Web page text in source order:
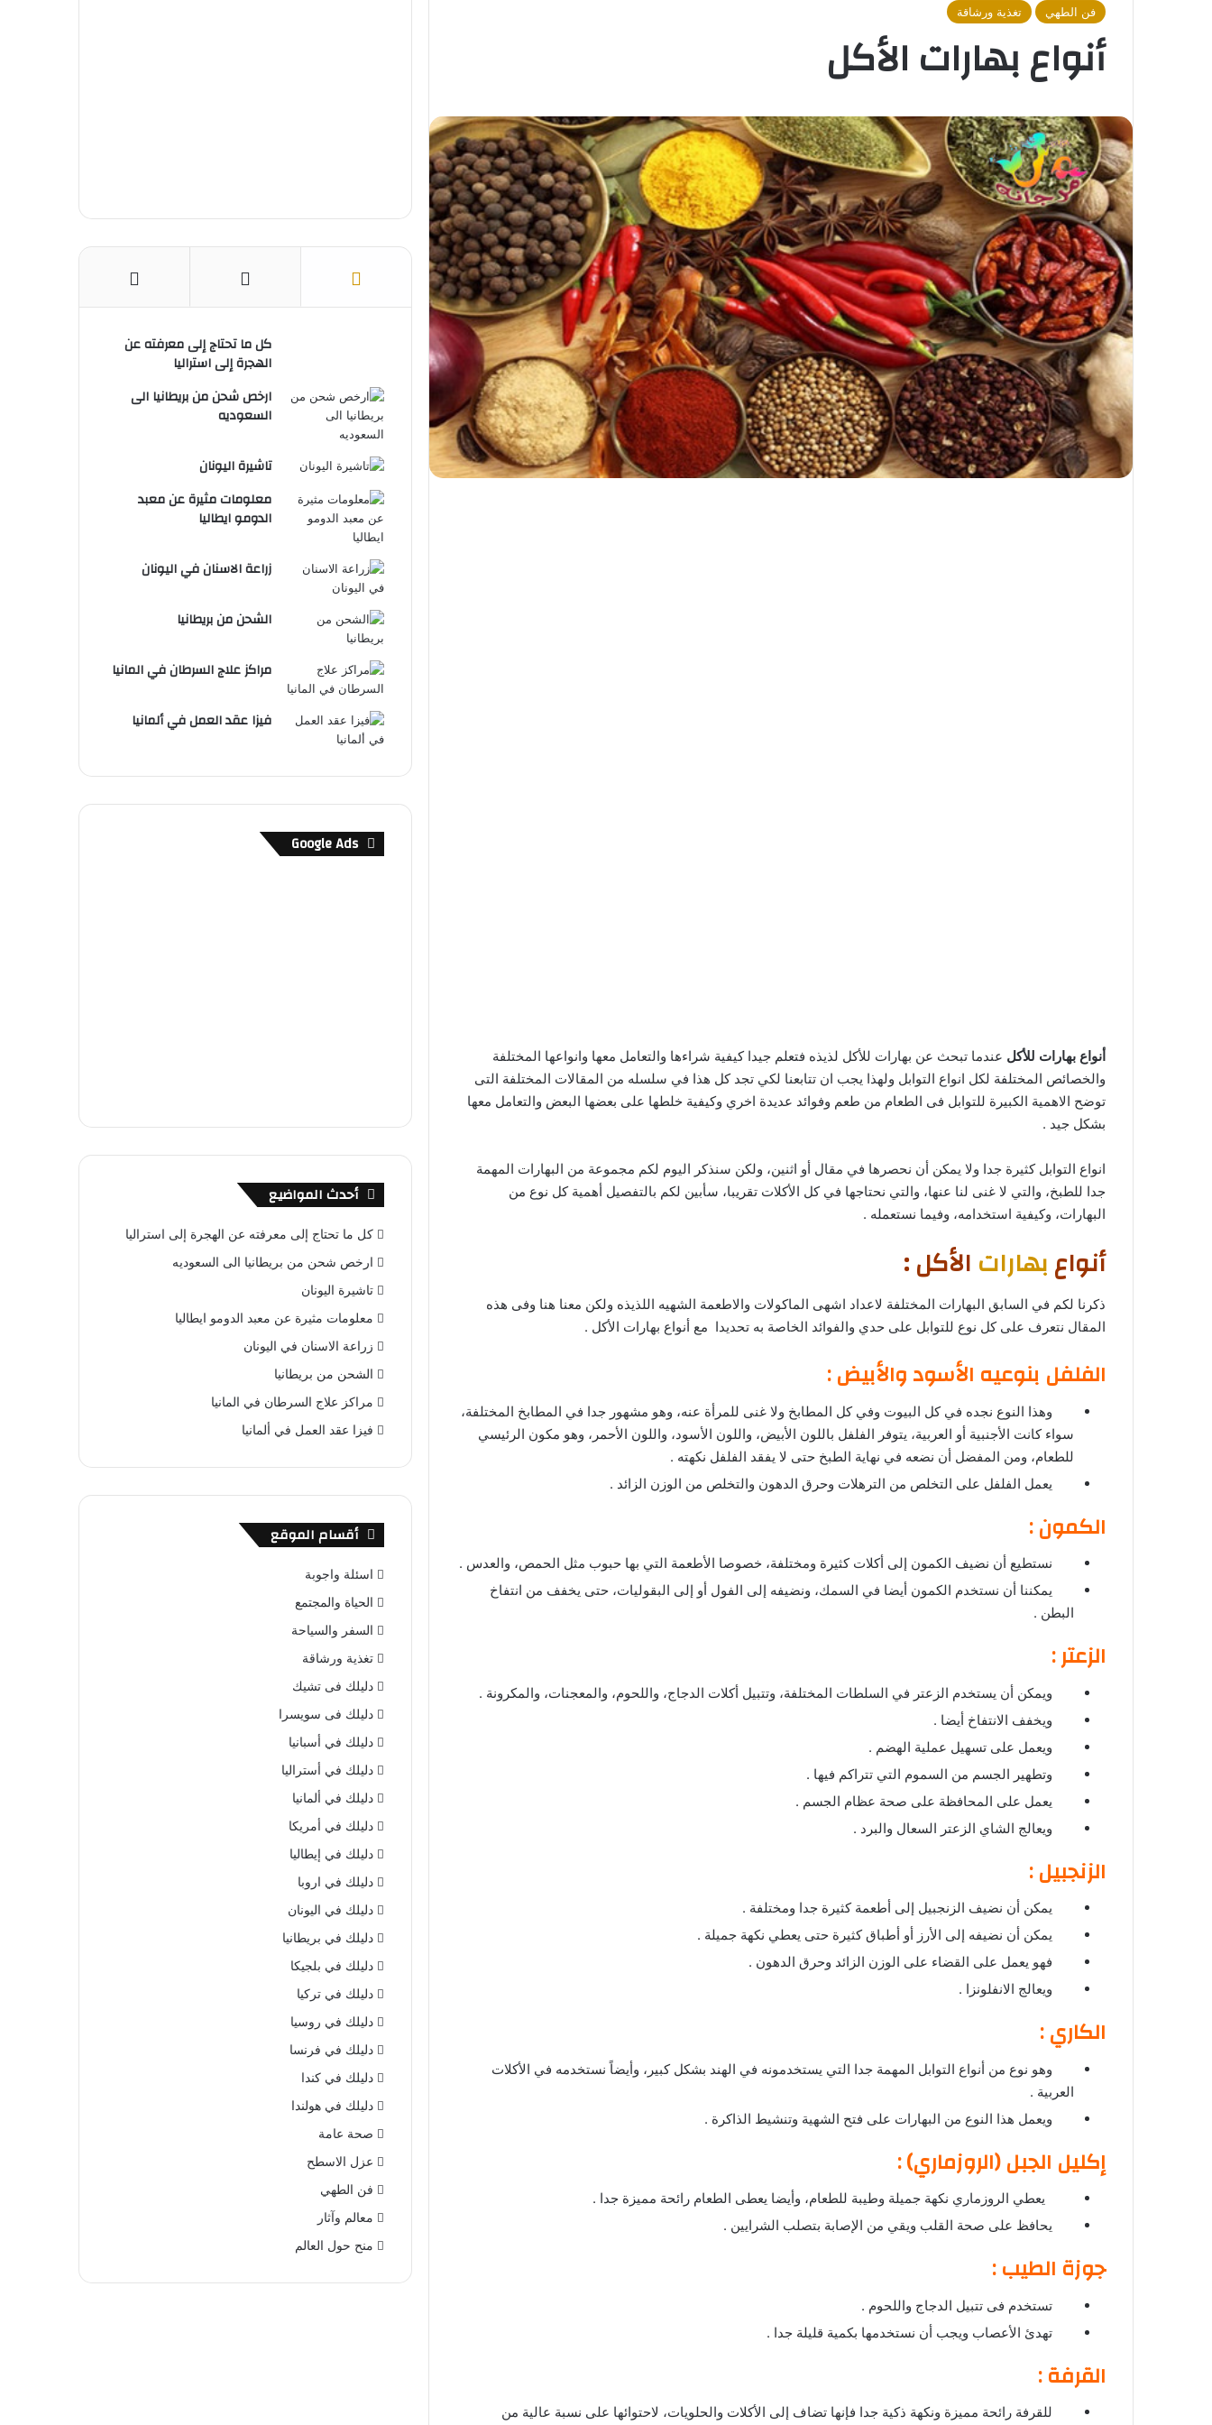
فن الطهي تغذية ورشاقة
أنواع بهارات الأكل
أنواع بهارات للأكل عندما تبحث عن بهارات للأكل لذيذه فتعلم جيدا كيفية شراءها والتعامل معها وانواعها المختلفة
والخصائص المختلفة لكل انواع التوابل ولهذا يجب ان تتابعنا لكي تجد كل هذا في سلسله من المقالات المختلفة التى
توضح الاهمية الكبيرة للتوابل فى الطعام من طعم وفوائد عديدة اخري وكيفية خلطها على بعضها البعض والتعامل معها
بشكل جيد .
انواع التوابل كثيرة جدا ولا يمكن أن نحصرها في مقال أو اثنين، ولكن سنذكر اليوم لكم مجموعة من البهارات المهمة
جدا للطبخ، والتي لا غنى لنا عنها، والتي نحتاجها في كل الأكلات تقريبا، سأبين لكم بالتفصيل أهمية كل نوع من
البهارات، وكيفية استخدامه، وفيما نستعمله .
أنواعبهارات الأكل :
ذكرنا لكم في السابق البهارات المختلفة لاعداد اشهى الماكولات والاطعمة الشهيه اللذيذه ولكن معنا هنا وفى هذه
المقال نتعرف على كل نوع للتوابل على حدي والفوائد الخاصة به تحديدا مع أنواع بهارات الأكل .
الفلفل بنوعيه الأسود والأبيض :
وهذا النوع نجده في كل البيوت وفي كل المطابخ ولا غنى للمرأة عنه، وهو مشهور جدا في المطابخ المختلفة،
سواء كانت الأجنبية أو العربية، يتوفر الفلفل باللون الأبيض، واللون الأسود، واللون الأحمر، وهو مكون الرئيسي
للطعام، ومن المفضل أن نضعه في نهاية الطبخ حتى لا يفقد الفلفل نكهته .
يعمل الفلفل على التخلص من الترهلات وحرق الدهون والتخلص من الوزن الزائد .
الكمون :
نستطيع أن نضيف الكمون إلى أكلات كثيرة ومختلفة، خصوصا الأطعمة التي بها حبوب مثل الحمص، والعدس .
يمكننا أن نستخدم الكمون أيضا في السمك، ونضيفه إلى الفول أو إلى البقوليات، حتى يخفف من انتفاخ
البطن .
الزعتر :
ويمكن أن يستخدم الزعتر في السلطات المختلفة، وتتبيل أكلات الدجاج، واللحوم، والمعجنات، والمكرونة .
ويخفف الانتفاخ أيضا .
ويعمل على تسهيل عملية الهضم .
وتطهير الجسم من السموم التي تتراكم فيها .
يعمل على المحافظة على صحة عظام الجسم .
ويعالج الشاي الزعتر السعال والبرد .
الزنجبيل :
يمكن أن نضيف الزنجبيل إلى أطعمة كثيرة جدا ومختلفة .
يمكن أن نضيفه إلى الأرز أو أطباق كثيرة حتى يعطي نكهة جميلة .
فهو يعمل على القضاء على الوزن الزائد وحرق الدهون .
ويعالج الانفلونزا .
الكاري :
وهو نوع من أنواع التوابل المهمة جدا التي يستخدمونه في الهند بشكل كبير، وأيضاً نستخدمه في الأكلات
العربية .
ويعمل هذا النوع من البهارات على فتح الشهية وتنشيط الذاكرة .
إكليل الجبل (الروزماري) :
يعطي الروزماري نكهة جميلة وطيبة للطعام، وأيضا يعطى الطعام رائحة مميزة جدا .
يحافظ على صحة القلب ويقي من الإصابة بتصلب الشرايين .
جوزة الطيب :
تستخدم فى تتبيل الدجاج واللحوم .
تهدئ الأعصاب ويجب أن نستخدمها بكمية قليلة جدا .
القرفة :
للقرفة رائحة مميزة ونكهة ذكية جدا فإنها تضاف إلى الأكلات والحلويات، لاحتوائها على نسبة عالية من
كل ما تحتاج إلى معرفته عن
الهجرة إلى استراليا
ارخص شحن من بريطانيا الى
السعوديه
تاشيرة اليونان
معلومات مثيرة عن معبد
الدومو ايطاليا
زراعة الاسنان في اليونان
الشحن من بريطانيا
مراكز علاج السرطان في المانيا
فيزا عقد العمل في ألمانيا
Google Ads
أحدث المواضيع
كل ما تحتاج إلى معرفته عن الهجرة إلى استراليا
ارخص شحن من بريطانيا الى السعوديه
تاشيرة اليونان
معلومات مثيرة عن معبد الدومو ايطاليا
زراعة الاسنان في اليونان
الشحن من بريطانيا
مراكز علاج السرطان في المانيا
فيزا عقد العمل في ألمانيا
أقسام الموقع
اسئلة واجوبة
الحياة والمجتمع
السفر والسياحة
تغذية ورشاقة
دليلك فى تشيك
دليلك فى سويسرا
دليلك في أسبانيا
دليلك في أستراليا
دليلك في ألمانيا
دليلك في أمريكا
دليلك في إيطاليا
دليلك في اروبا
دليلك في اليونان
دليلك في بريطانيا
دليلك في بلجيكا
دليلك في تركيا
دليلك في روسيا
دليلك في فرنسا
دليلك في كندا
دليلك في هولندا
صحة عامة
عزل الاسطح
فن الطهي
معالم وآثار
منح حول العالم